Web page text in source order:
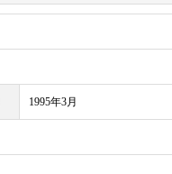
1995年3月